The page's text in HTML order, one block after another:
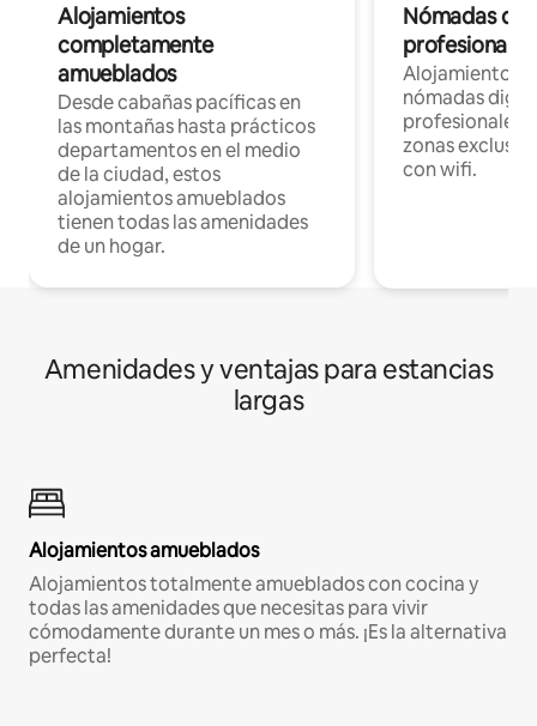
Alojamientos
completamente
amueblados
Desde cabañas pacíficas en
las montañas hasta prácticos
departamentos en el medio
de la ciudad, estos
alojamientos amueblados
tienen todas las amenidades
de un hogar.
Nómadas
Alojamientos
nómadas
profesionales
zonas
con wifi.
Amenidades y ventajas para estancias
largas
Alojamientos amueblados
Alojamientos totalmente amueblados con cocina y
todas las amenidades que necesitas para vivir
cómodamente durante un mes o más. ¡Es la alternativa
perfecta!